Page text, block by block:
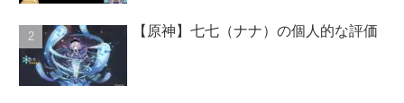
【原神】七七（ナナ）の個人的な評価